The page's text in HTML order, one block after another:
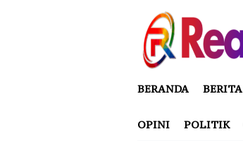
BERANDA BERITA
OPINI POLITIK